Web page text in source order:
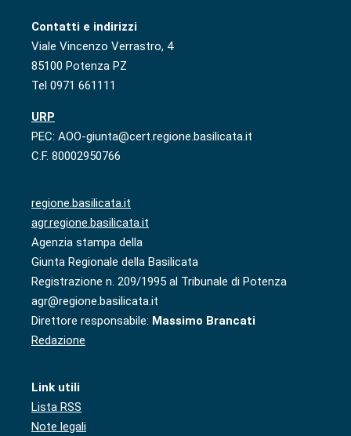
Contatti e indirizzi
Viale Vincenzo Verrastro, 4
85100 Potenza PZ
Tel 0971 661111
URP
PEC: AOO-giunta@cert.regione.basilicata.it
C.F. 80002950766
regione.basilicata.it
agr.regione.basilicata.it
Agenzia stampa della
Giunta Regionale della Basilicata
Registrazione n. 209/1995 al Tribunale di Potenza
agr@regione.basilicata.it
Direttore responsabile: Massimo Brancati
Redazione
Link utili
Lista RSS
Note legali